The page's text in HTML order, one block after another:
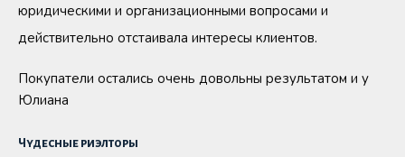
юридическими и организационными вопросами и
действительно отстаивала интересы клиентов.
Покупатели остались очень довольны результатом и у
Юлиана
Чудесные риэлторы